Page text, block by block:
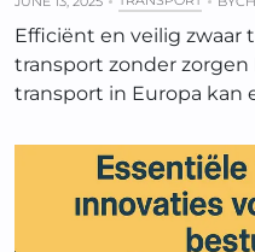
Efficiënt en veilig zwaar
transport zonder zorgen
transport in Europa kan